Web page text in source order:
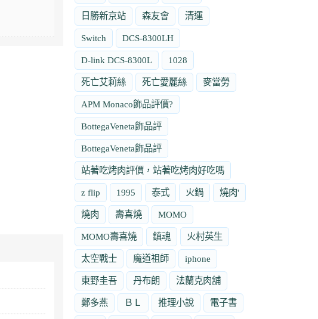
日勝新京站 森友會 清運
Switch DCS-8300LH
D-link DCS-8300L 1028
死亡艾莉絲 死亡愛麗絲 麥當勞
APM Monaco飾品評價?
BottegaVeneta飾品評
BottegaVeneta飾品評
站著吃烤肉評價，站著吃烤肉好吃嗎
z flip 1995 泰式 火鍋 燒肉'
燒肉 壽喜燒 MOMO
MOMO壽喜燒 鎮魂 火村英生
太空戰士 魔道祖師 iphone
東野圭吾 丹布朗 法蘭克肉舖
鄭多燕 ＢＬ 推理小說 電子書